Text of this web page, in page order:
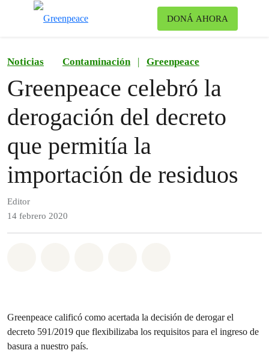
DONÁ AHORA
Noticias Contaminación | Greenpeace
Greenpeace celebró la
derogación del decreto
que permitía la
importación de residuos
Editor
14 febrero 2020
Greenpeace calificó como acertada la decisión de derogar el
decreto 591/2019 que flexibilizaba los requisitos para el ingreso de
basura a nuestro país.